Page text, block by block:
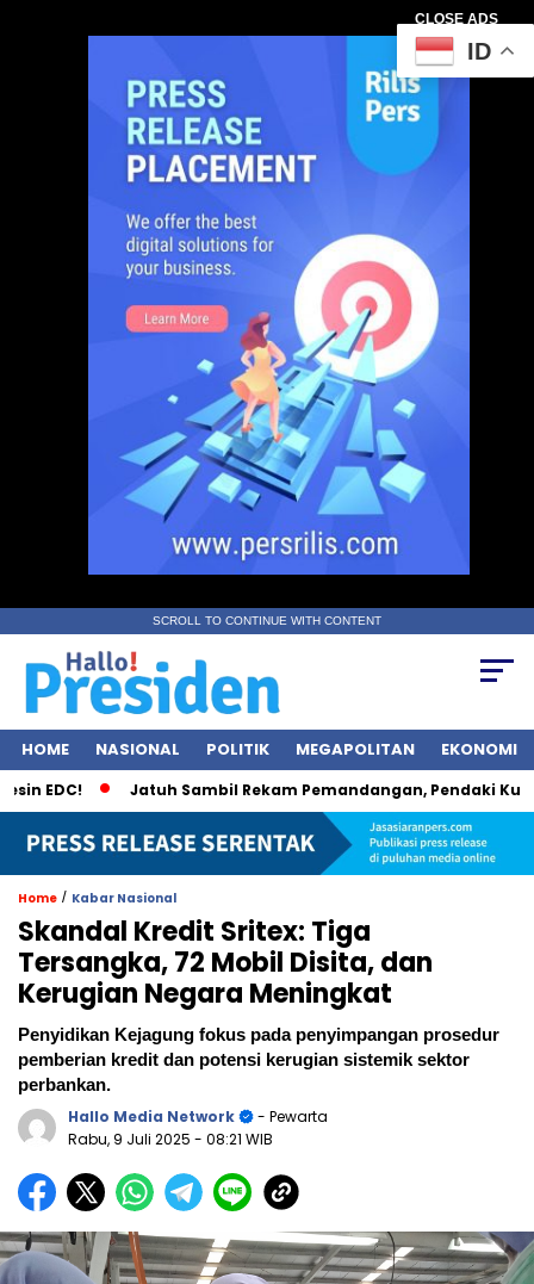
CLOSE ADS
SCROLL TO CONTINUE WITH CONTENT
HOME NASIONAL POLITIK MEGAPOLITAN EKONOMI
Jatuh Sambil Rekam Pemandangan, Pendaki Kudus
Home / Kabar Nasional
Skandal Kredit Sritex: Tiga
Tersangka, 72 Mobil Disita, dan
Kerugian Negara Meningkat
Penyidikan Kejagung fokus pada penyimpangan prosedur
pemberian kredit dan potensi kerugian sistemik sektor
perbankan.
Hallo Media Network
- Pewarta
Rabu, 9 Juli 2025 - 08:21 WIB
ID